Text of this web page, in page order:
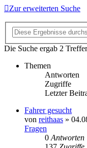
Zur erweiterten Suche
Die Suche ergab 2
Themen
Antworten
Zugriffe
Letzter
Fahrer gesucht
von reithaas »
Fragen
0 Antworten